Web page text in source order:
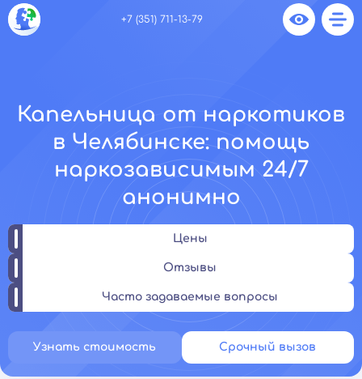
+7 (351) 711-13-79
Капельница от наркотиков
в Челябинске: помощь
наркозависимым 24/7
анонимно
Цены
Отзывы
Часто задаваемые вопросы
Узнать стоимость Срочный вызов